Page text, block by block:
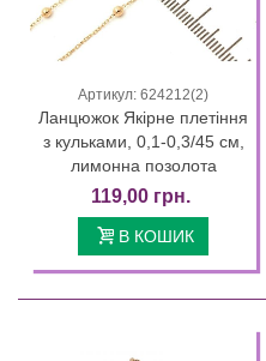
Артикул: 624212(2)
Ланцюжок Якірне плетіння
з кульками, 0,1-0,3/45 см,
лимонна позолота
119,00 грн.
В КОШИК